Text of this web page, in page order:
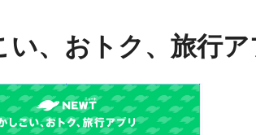
い、おトク、旅行ア